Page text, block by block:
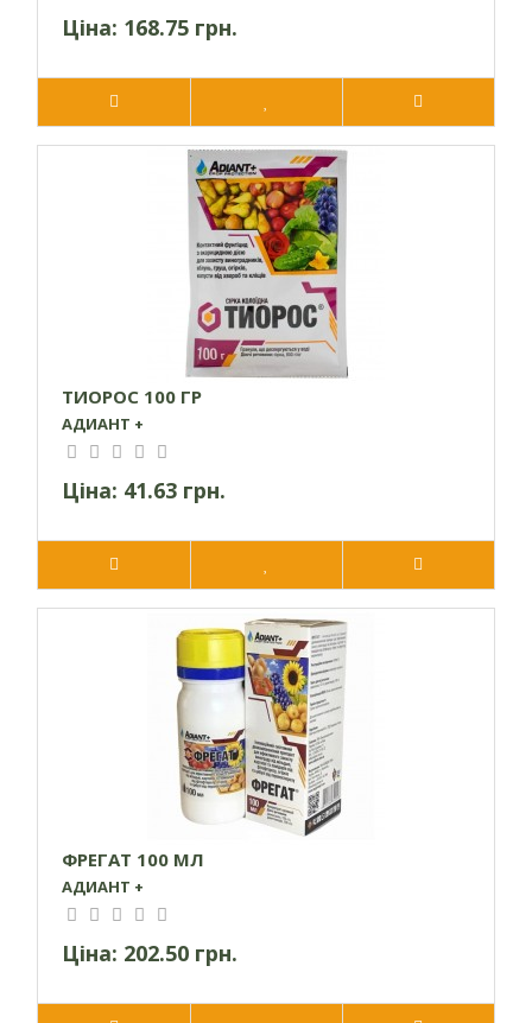
Ціна: 168.75 грн.
ТИОРОС 100 ГР
АДИАНТ +
Ціна: 41.63 грн.
ФРЕГАТ 100 МЛ
АДИАНТ +
Ціна: 202.50 грн.